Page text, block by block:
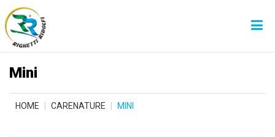
Mini
HOME CARENATURE MINI